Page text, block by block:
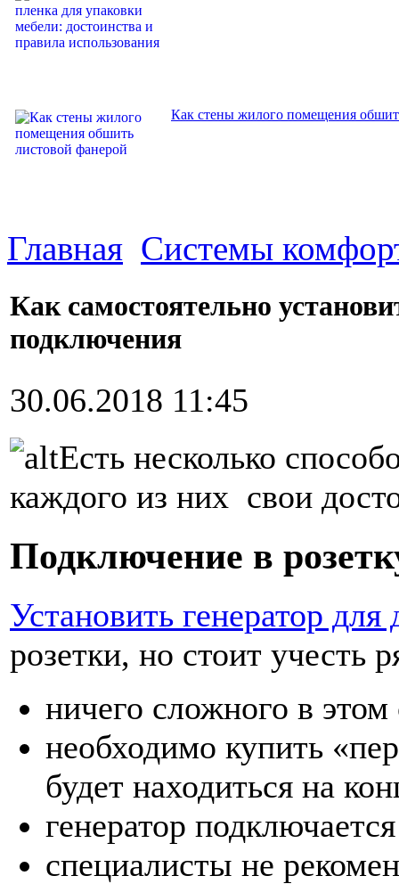
Как стены жилого помещения
Главная Системы
Как самостоятельно
подключения
30.06.2018 11:45
Есть несколько
каждого из них свои
Подключение в
Установить генератор для
розетки, но стоит учесть
ничего сложного в этом
необходимо купить
будет находиться на
генератор
специалисты не